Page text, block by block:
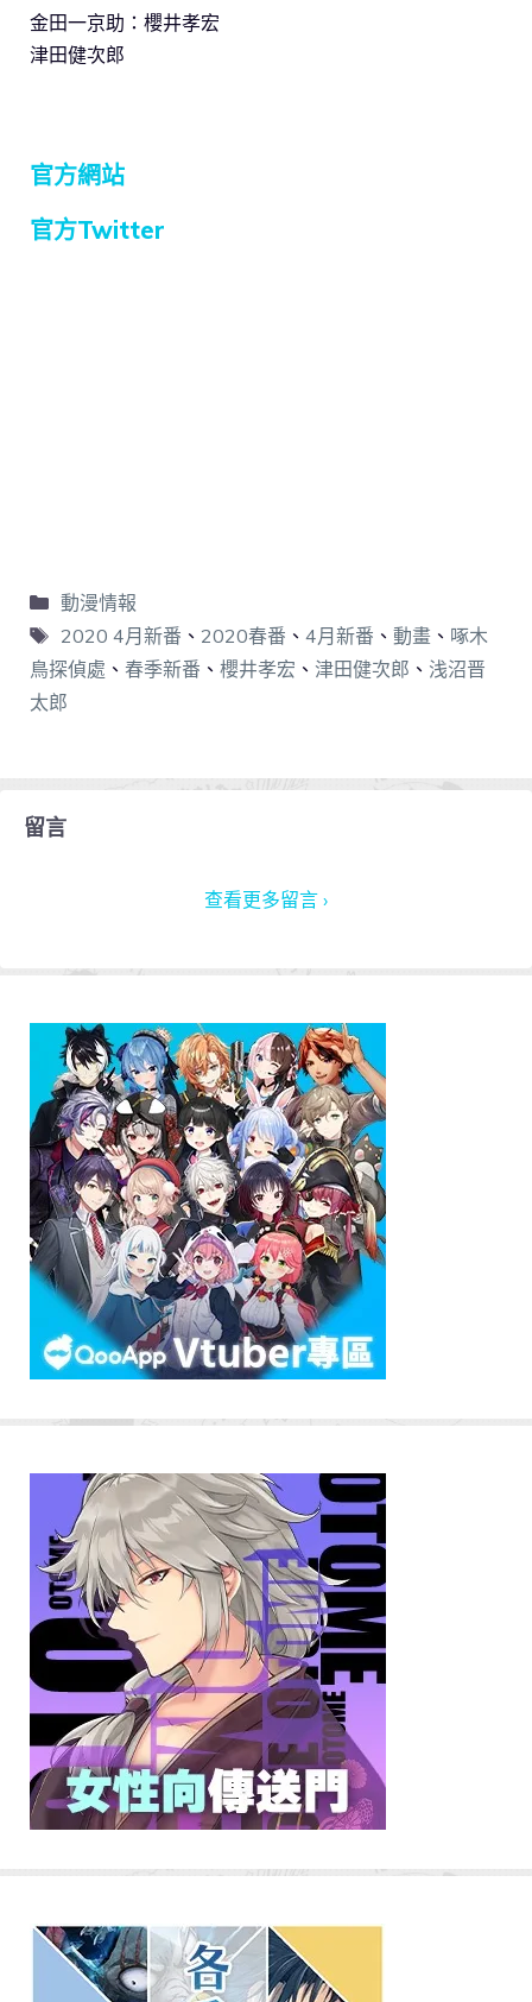
金田一京助：櫻井孝宏
津田健次郎
官方網站
官方Twitter
動漫情報
2020 4月新番 、 2020春番 、 4月新番 、 動畫、 啄木
鳥探偵處 、 春季新番 、 櫻井孝宏 、 津田健次郎 、 浅沼晋
太郎
留言
查看更多留言 ›